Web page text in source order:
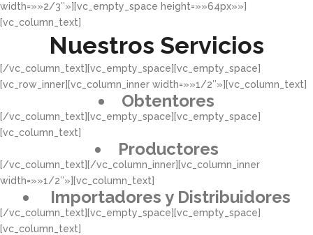
width=»»2/3″»][vc_empty_space height=»»64px»»]
[vc_column_text]
Nuestros Servicios
[/vc_column_text][vc_empty_space][vc_empty_space]
[vc_row_inner][vc_column_inner width=»»1/2″»][vc_column_text]
Obtentores
[/vc_column_text][vc_empty_space][vc_empty_space]
[vc_column_text]
Productores
[/vc_column_text][/vc_column_inner][vc_column_inner
width=»»1/2″»][vc_column_text]
Importadores y Distribuidores
[/vc_column_text][vc_empty_space][vc_empty_space]
[vc_column_text]